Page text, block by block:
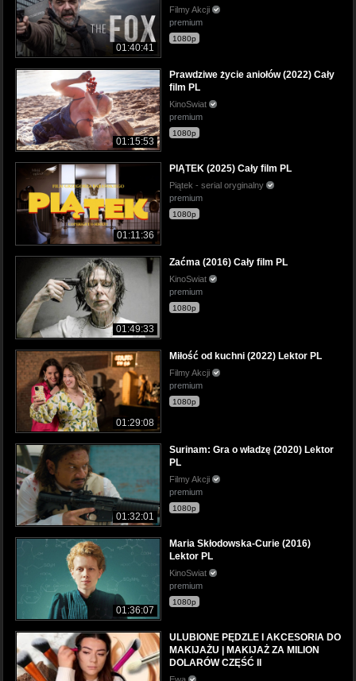
01:40:41
Filmy Akcji
premium
1080p
01:15:53
Prawdziwe życie aniołów (2022) Cały
film PL
KinoSwiat
premium
1080p
01:11:36
PIĄTEK (2025) Cały film PL
Piątek - serial oryginalny
premium
1080p
01:49:33
Zaćma (2016) Cały film PL
KinoSwiat
premium
1080p
01:29:08
Miłość od kuchni (2022) Lektor PL
Filmy Akcji
premium
1080p
01:32:01
Surinam: Gra o władzę (2020) Lektor
PL
Filmy Akcji
premium
1080p
01:36:07
Maria Skłodowska-Curie (2016)
Lektor PL
KinoSwiat
premium
1080p
ULUBIONE PĘDZLE I AKCESORIA DO
MAKIJAŻU | MAKIJAŻ ZA MILION
DOLARÓW CZĘŚĆ II